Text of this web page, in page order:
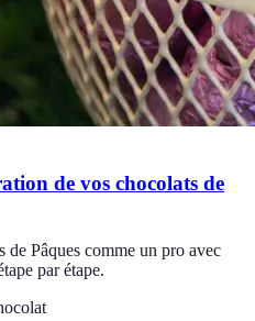
de vos chocolats de
de Pâques comme un pro avec
par étape.